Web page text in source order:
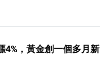
4%，黃金創一個多月新